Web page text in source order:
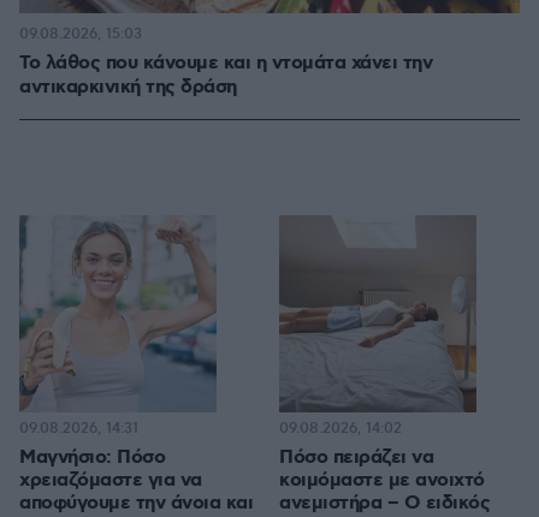
Το λάθος που κάνουμε και η ντομάτα χάνει την
αντικαρκινική της δράση
09.08.2026, 15:03
Μαγνήσιο: Πόσο
χρειαζόμαστε για να
αποφύγουμε την άνοια και
09.08.2026, 14:31
Πόσο πειράζει να
κοιμόμαστε με ανοιχτό
ανεμιστήρα – Ο ειδικός
09.08.2026, 14:02